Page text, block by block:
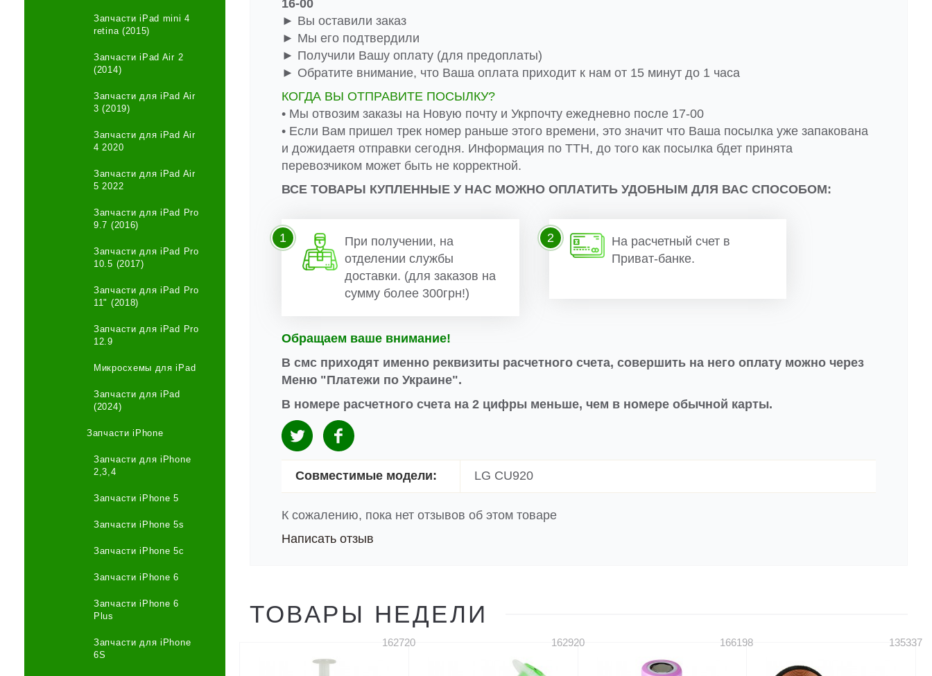
Запчасти iPad mini 4
retina (2015)
Запчасти iPad Air 2
(2014)
Запчасти для iPad Air
3 (2019)
Запчасти для iPad Air
4 2020
Запчасти для iPad Air
5 2022
Запчасти для iPad Pro
9.7 (2016)
Запчасти для iPad Pro
10.5 (2017)
Запчасти для iPad Pro
11" (2018)
Запчасти для iPad Pro
12.9
Микросхемы для iPad
Запчасти для iPad
(2024)
Запчасти iPhone
Запчасти для iPhone
2,3,4
Запчасти iPhone 5
Запчасти iPhone 5s
Запчасти iPhone 5c
Запчасти iPhone 6
Запчасти iPhone 6
Plus
Запчасти для iPhone
6S
16-00
► Вы оставили заказ
► Мы его подтвердили
► Получили Вашу оплату (для предоплаты)
► Обратите внимание, что Ваша оплата приходит к нам от 15 минут до 1 часа
КОГДА ВЫ ОТПРАВИТЕ ПОСЫЛКУ?
• Мы отвозим заказы на Новую почту и Укрпочту ежедневно после 17-00
• Если Вам пришел трек номер раньше этого времени, это значит что Ваша посылка уже запакована
и дожидаетя отправки сегодня. Информация по ТТН, до того как посылка бдет принята
перевозчиком может быть не корректной.
ВСЕ ТОВАРЫ КУПЛЕННЫЕ У НАС МОЖНО ОПЛАТИТЬ УДОБНЫМ ДЛЯ ВАС СПОСОБОМ:
При получении, на
отделении службы
доставки. (для заказов на
сумму более 300грн!)
1
На расчетный счет в
Приват-банке.
2
Обращаем ваше внимание!
В смс приходят именно реквизиты расчетного счета, совершить на него оплату можно через
Меню "Платежи по Украине".
В номере расчетного счета на 2 цифры меньше, чем в номере обычной карты.
Совместимые модели: LG CU920
К сожалению, пока нет отзывов об этом товаре
Написать отзыв
ТОВАРЫ НЕДЕЛИ
162720 162920 166198 135337